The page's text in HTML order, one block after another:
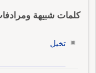
كلمات شبيهة
تخيل